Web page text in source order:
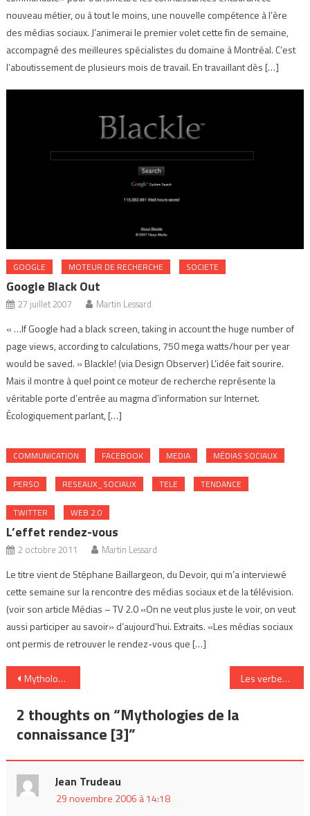
nouveau métier, ou à tout le moins, une nouvelle compétence à l’ère
des médias sociaux. J’animerai le premier volet cette fin de semaine,
accompagné des meilleures spécialistes du domaine à Montréal. C’est
l’aboutissement de plusieurs mois de travail. En travaillant dès […]
GOOGLE MOTEUR DE RECHERCHE SOCIETE
Google Black Out
27 juillet 2007 Martin Lessard
« …If Google had a black screen, taking in account the huge number of
page views, according to calculations, 750 mega watts/hour per year
would be saved. » Blackle! (via Design Observer) L’idée fait sourire.
Mais il montre à quel point ce moteur de recherche représente la
véritable porte d’entrée au magma d’information sur Internet.
Écologiquement parlant, […]
COMMUNICATION FACEBOOK MEDIA MÉDIAS SOCIAUX
PERSO RESEAUX_SOCIAUX TELE TENDANCE
TWITTER WEB 2.0
L’effet rendez-vous
2 octobre 2011 Martin Lessard
Le titre vient de Stéphane Baillargeon, du Devoir, qui m’a interviewé
cette semaine sur la rencontre des médias sociaux et de la télévision.
(voir son article Médias – TV 2.0 «On ne veut plus juste le voir, on veut
aussi participer au savoir» d’aujourd’hui. Extraits. «Les médias sociaux
ont permis de retrouver le rendez-vous que […]
Navigation
de
l’article
Mythologies de la connaissance [2] Les verbes du savoir
2 thoughts on “Mythologies de la
connaissance [3]”
Jean Trudeau
29 novembre 2006 à 14:18